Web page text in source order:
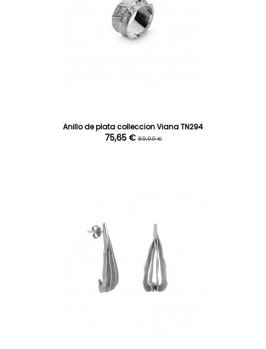
Anillo de plata colleccion Viana TN294
75,65 €89,00 €